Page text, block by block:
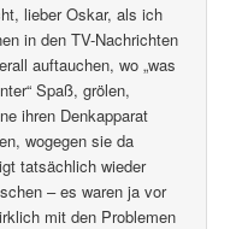
lieber Oskar, als ich
in den TV-Nachrichten
auftauchen, wo „was
Spaß, grölen,
ihren Denkapparat
wogegen sie da
tatsächlich wieder
– es waren ja vor
mit den Problemen